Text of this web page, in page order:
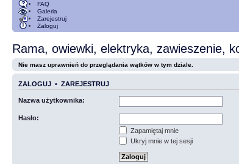
FAQ
Galeria
Zarejestruj
Zaloguj
Rama, owiewki, elektryka, zawieszenie,
Nie masz uprawnień do przeglądania wątków w tym dziale.
ZALOGUJ • ZAREJESTRUJ
Nazwa użytkownika:
Hasło:
Zapamiętaj mnie
Ukryj mnie w tej sesji